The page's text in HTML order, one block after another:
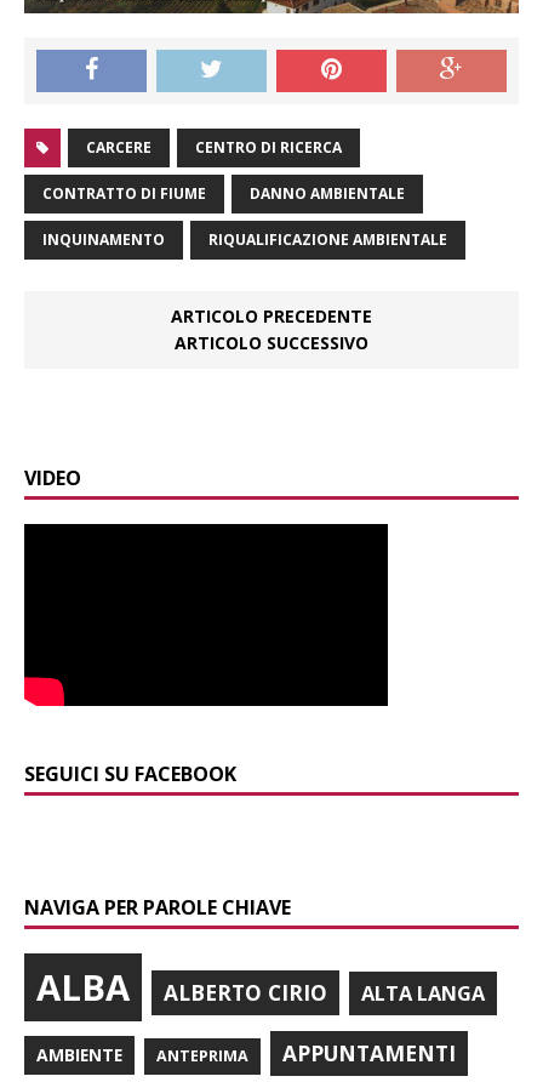
CARCERE CENTRO DI RICERCA
CONTRATTO DI FIUME DANNO AMBIENTALE
INQUINAMENTO RIQUALIFICAZIONE AMBIENTALE
ARTICOLO PRECEDENTE
ARTICOLO SUCCESSIVO
VIDEO
SEGUICI SU FACEBOOK
NAVIGA PER PAROLE CHIAVE
ALBA ALBERTO CIRIO ALTA LANGA
AMBIENTE ANTEPRIMA APPUNTAMENTI